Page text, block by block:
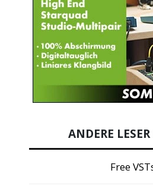
ANDERE
Free